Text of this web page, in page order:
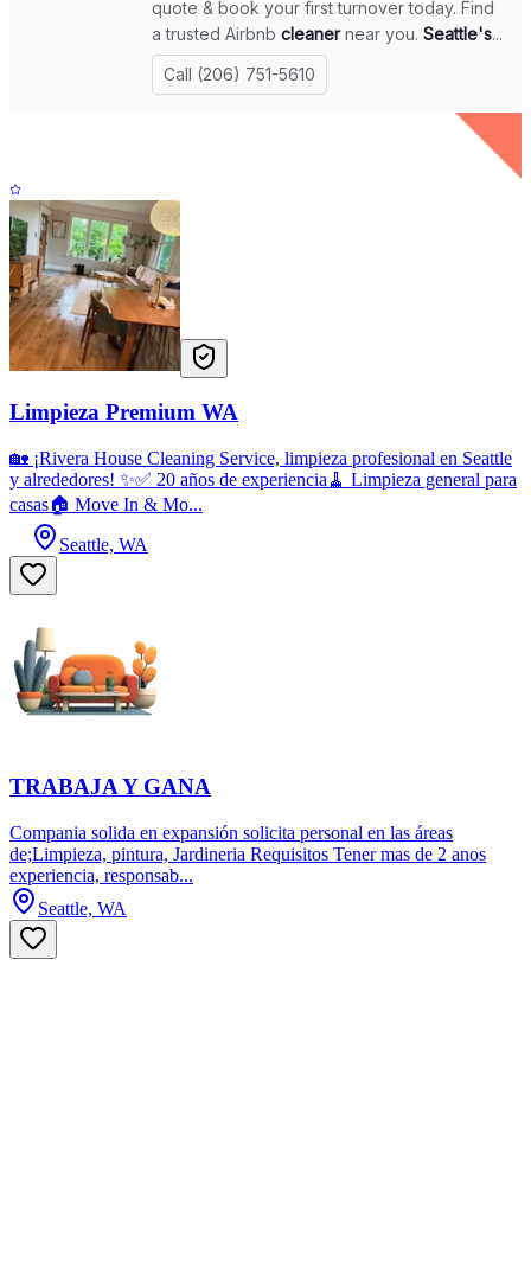
Limpieza Premium WA
🏡 ¡Rivera House Cleaning Service, limpieza profesional en Seattle
y alrededores! ✨✅ 20 años de experiencia🧹 Limpieza general para
casas🏠 Move In & Mo...
Seattle, WA
TRABAJA Y GANA
Compania solida en expansión solicita personal en las áreas
de;Limpieza, pintura, Jardineria Requisitos Tener mas de 2 anos
experiencia, responsab...
Seattle, WA